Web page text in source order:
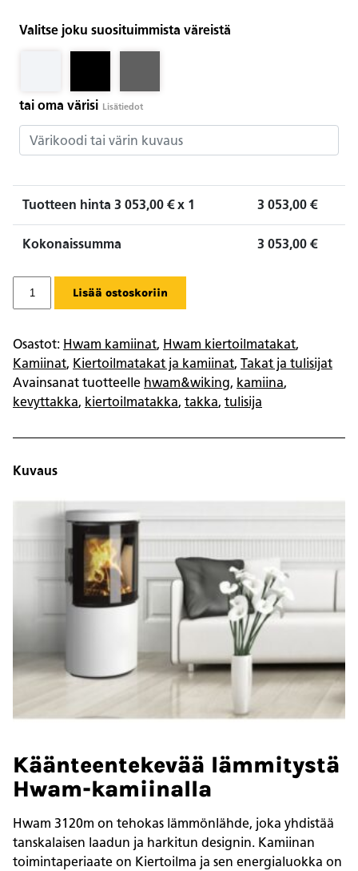
Valitse joku suosituimmista väreistä
tai oma värisi Lisätiedot
Tuotteen hinta 3 053,00 € x 1 3 053,00 €
Kokonaissumma 3 053,00 €
Hwam
Lisää ostoskoriin
Osastot: Hwam kamiinat, Hwam kiertoilmatakat,
Kamiinat, Kiertoilmatakat ja kamiinat, Takat ja tulisijat
Avainsanat tuotteelle hwam&wiking, kamiina,
kevyttakka, kiertoilmatakka, takka, tulisija
Kuvaus
Käänteentekevää lämmitystä
Hwam-kamiinalla
Hwam 3120m on tehokas lämmönlähde, joka yhdistää
tanskalaisen laadun ja harkitun designin. Kamiinan
toimintaperiaate on Kiertoilma ja sen energialuokka on